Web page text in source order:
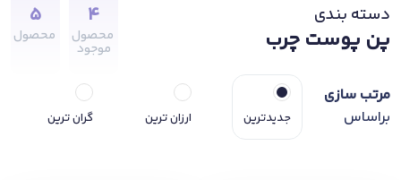
دسته بندی
پن پوست چرب
4
محصول
موجود
5
محصول
مرتب سازی
براساس
جدیدترین ارزان ترین گران ترین